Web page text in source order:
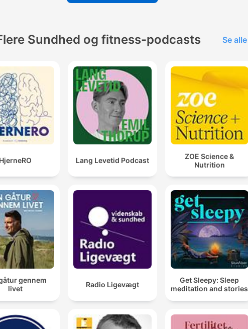
Sundhed og fitness-podcasts Se alle
Lang Levetid Podcast
ZOE Science &
Nutrition
gennem
livet
Radio Ligevægt
Get Sleepy: Sleep
meditation and stories